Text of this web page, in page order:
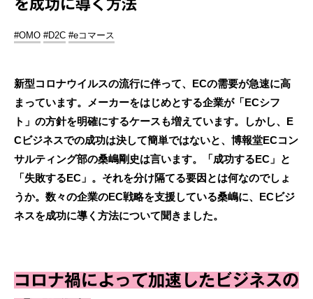
を成功に導く方法
#OMO #D2C #eコマース
新型コロナウイルスの流行に伴って、ECの需要が急速に高
まっています。メーカーをはじめとする企業が「ECシフ
ト」の方針を明確にするケースも増えています。しかし、E
Cビジネスでの成功は決して簡単ではないと、博報堂ECコン
サルティング部の桑嶋剛史は言います。「成功するEC」と
「失敗するEC」。それを分け隔てる要因とは何なのでしょ
うか。数々の企業のEC戦略を支援している桑嶋に、ECビジ
ネスを成功に導く方法について聞きました。
コロナ禍によって加速したビジネスの